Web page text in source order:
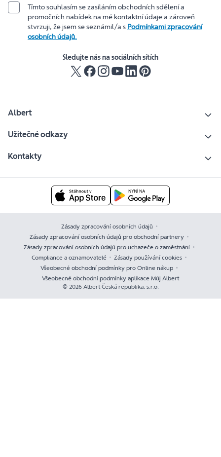
Tímto souhlasím se zasíláním obchodních sdělení a
promočních nabídek na mé kontaktní údaje a zároveň
stvrzuji, že jsem se seznámil/a s Podmínkami zpracování
osobních údajů.
Sledujte nás na sociálních sítích
Albert
Užitečné odkazy
Kontakty
Zásady zpracování osobních údajů
Zásady zpracování osobních údajů pro obchodní partnery
Zásady zpracování osobních údajů pro uchazeče o zaměstnání
Compliance a oznamovatelé
Zásady používání cookies
Všeobecné obchodní podmínky pro Online nákup
Všeobecné obchodní podmínky aplikace Můj Albert
© 2026 Albert Česká republika, s.r.o.